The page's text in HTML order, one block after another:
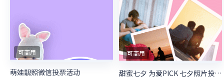
可商用
萌娃靓照微信投票活动
可商用
甜蜜七夕 为爱PICK 七夕照片投票活动